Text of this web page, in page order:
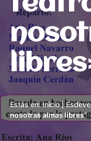
Estás en:Inicio|
nosotras almas libres”